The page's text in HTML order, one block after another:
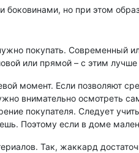
но при этом
покупать.
или прямой – с этим
момент. Если позволяют
внимательно осмотреть
покупателя. Следует
Поэтому если в доме
Так, жаккард